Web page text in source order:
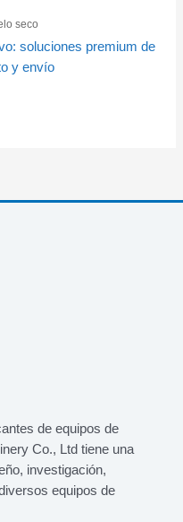
seco
soluciones premium de
y envío
de equipos de
Co., Ltd tiene una
investigación,
equipos de